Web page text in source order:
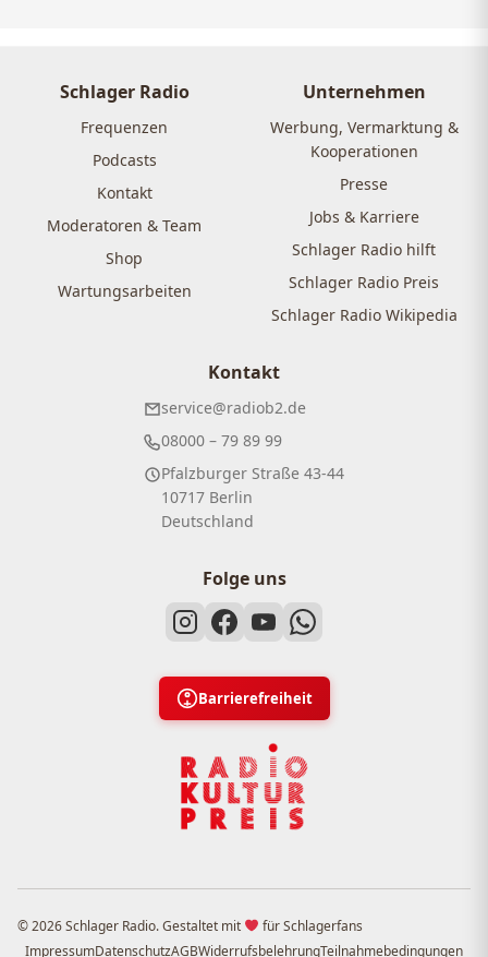
Schlager Radio
Frequenzen
Podcasts
Kontakt
Moderatoren & Team
Shop
Wartungsarbeiten
Unternehmen
Werbung, Vermarktung &
Kooperationen
Presse
Jobs & Karriere
Schlager Radio hilft
Schlager Radio Preis
Schlager Radio Wikipedia
Kontakt
service@radiob2.de
08000 – 79 89 99
Pfalzburger Straße 43-44
10717 Berlin
Deutschland
Folge uns
Barrierefreiheit
© 2026 Schlager Radio. Gestaltet mit
für Schlagerfans
ImpressumDatenschutzAGBWiderrufsbelehrungTeilnahmebedingungen